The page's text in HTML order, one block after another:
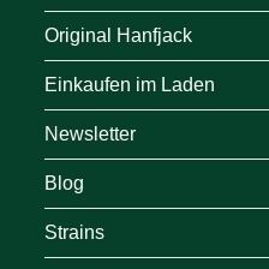
Original Hanfjack
Einkaufen im Laden
Newsletter
Blog
Strains